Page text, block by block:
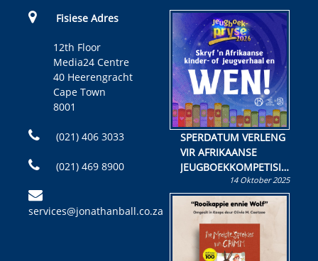
Fisiese Adres
12th Floor
Media24 Centre
40 Heerengracht
Cape Town
8001
(021) 406 3033
(021) 469 8900
services@jonathanball.co.za
SPERDATUM VERLENG
VIR AFRIKAANSE
JEUGBOEKKOMPETISIE
Skryf ’n jeugboek of
kinderboek en staan ’n
kans om R50 000 te
wen!
14 Oktober 2025